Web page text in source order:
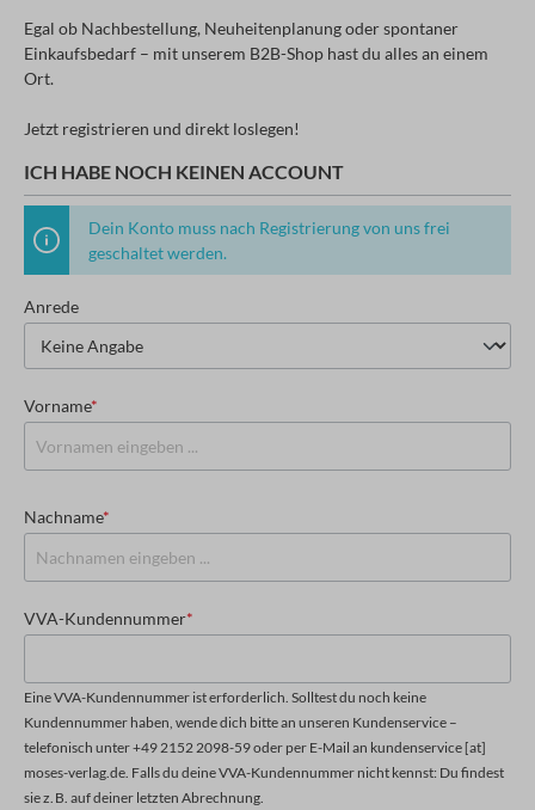
Egal ob Nachbestellung, Neuheitenplanung oder spontaner
Einkaufsbedarf – mit unserem B2B-Shop hast du alles an einem
Ort.
Jetzt registrieren und direkt loslegen!
ICH HABE NOCH KEINEN ACCOUNT
Dein Konto muss nach Registrierung von uns frei
geschaltet werden.
Anrede
Vorname*
Nachname*
VVA-Kundennummer*
Eine VVA-Kundennummer ist erforderlich. Solltest du noch keine
Kundennummer haben, wende dich bitte an unseren Kundenservice –
telefonisch unter +49 2152 2098-59 oder per E-Mail an kundenservice [at]
moses-verlag.de. Falls du deine VVA-Kundennummer nicht kennst: Du findest
sie z. B. auf deiner letzten Abrechnung.